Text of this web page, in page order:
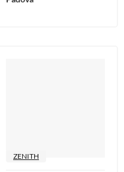
ZENITH